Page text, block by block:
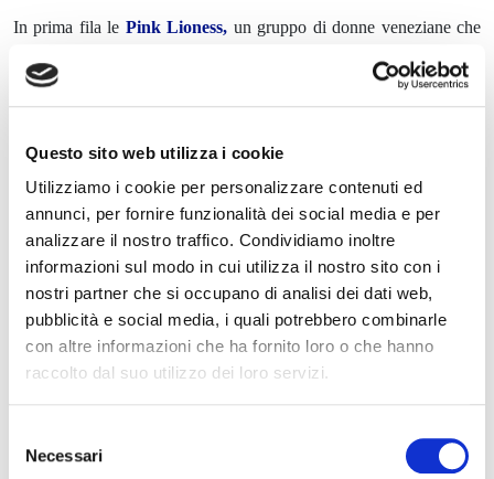
Questo sito web utilizza i cookie
Utilizziamo i cookie per personalizzare contenuti ed
annunci, per fornire funzionalità dei social media e per
analizzare il nostro traffico. Condividiamo inoltre
informazioni sul modo in cui utilizza il nostro sito con i
nostri partner che si occupano di analisi dei dati web,
pubblicità e social media, i quali potrebbero combinarle
con altre informazioni che ha fornito loro o che hanno
raccolto dal suo utilizzo dei loro servizi.
delNecessari
In prima fila le Pink Lioness, un gruppo di donne veneziane che
dopo aver superato la malattia ha deciso di cimentarsi nella pratica
della canoa. Il progetto, inizialmente amatoriale, punta ora a
equipaggio che nel 2023 possa partecipare alla gara più prestigiosa
del mondo, che si disputa alle isole Hawaii. A sostenerle,
l’associazione sportiva dilettantistica Canoa Republic del campione
olimpico Daniele Scarpa e della campionessa paralimpica Sandra
Truccolo.
Dopo la presentazione del progetto,si è disputata nel Rio delle
Galeazze la sfida Acque Roventi, che ha messo di fronte, su un
equipaggio, i campioni di voga alla veneta Riccardo Grosso